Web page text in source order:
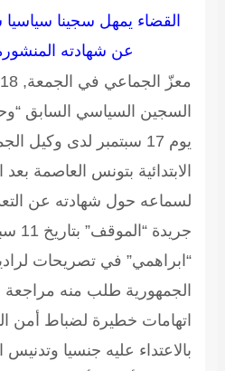
عن شهادته
معزّ الجماعي في الجمعة, 18. سبتمبر 2009
السجين السياسي السابق
يوم 17 سبتمبر لدى
الابتدائية بتونس العاصمة
لسماعه حول شهادته عن
“ابراهمي” في تصريحات
الجمهورية طلب منه
اتهامات خطيرة لضباط أمن
بالاعتداء عليه جنسيا